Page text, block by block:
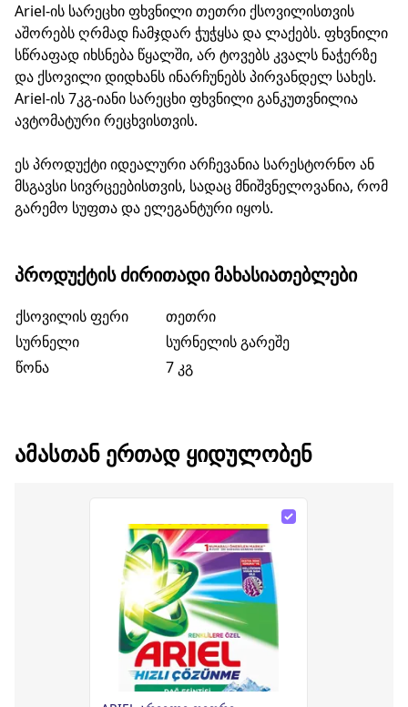
Ariel-ის სარეცხი ფხვნილი თეთრი ქსოვილისთვის
აშორებს ღრმად ჩამჯდარ ჭუჭყსა და ლაქებს. ფხვნილი
სწრაფად იხსნება წყალში, არ ტოვებს კვალს ნაჭერზე
და ქსოვილი დიდხანს ინარჩუნებს პირვანდელ სახეს.
Ariel-ის 7კგ-იანი სარეცხი ფხვნილი განკუთვნილია
ავტომატური რეცხვისთვის.
ეს პროდუქტი იდეალური არჩევანია სარესტორნო ან
მსგავსი სივრცეებისთვის, სადაც მნიშვნელოვანია, რომ
გარემო სუფთა და ელეგანტური იყოს.
ᲞᲠᲝᲓᲣᲥᲢᲘᲡ ᲫᲘᲠᲘᲗᲐᲓᲘ ᲛᲐᲮᲐᲡᲘᲐᲗᲔᲑᲚᲔᲑᲘ
ქსოვილის ფერი
თეთრი
სურნელი
სურნელის გარეშე
წონა
7 კგ
ᲐᲛᲐᲡᲗᲐᲜ ᲔᲠᲗᲐᲓ ᲧᲘᲓᲣᲚᲝᲑᲔᲜ